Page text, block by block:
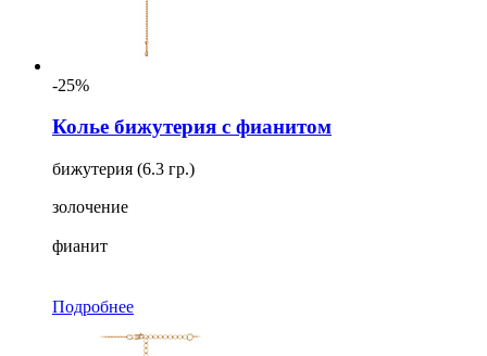
-25%
Колье бижутерия с фианитом
бижутерия (6.3 гр.)
золочение
фианит
Подробнее